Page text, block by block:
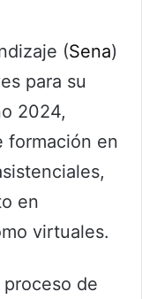
(Sena)
para su
2024,
formación en
en
virtuales.
de